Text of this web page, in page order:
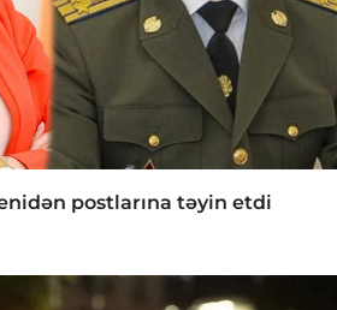
postlarına təyin etdi